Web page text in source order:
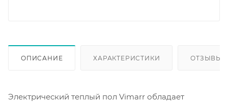
ОПИСАНИЕ ХАРАКТЕРИСТИКИ ОТЗЫВЫ
Электрический теплый пол Vimarr обладает